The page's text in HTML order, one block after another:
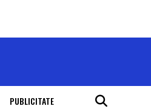
PUBLICITATE